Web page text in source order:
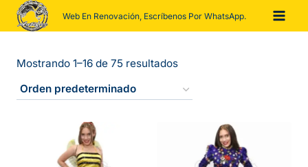
Saltar
Web En Renovación, Escríbenos Por WhatsApp.
Mostrando 1–16 de 75 resultados